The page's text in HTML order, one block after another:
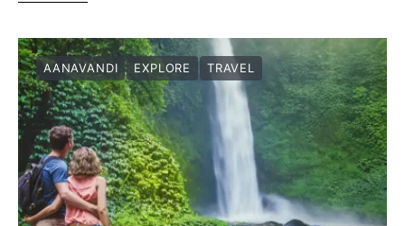
AANAVANDI EXPLORE TRAVEL